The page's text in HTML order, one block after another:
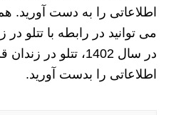
اطلاعاتی را به دست آورید.
می توانید در رابطه با تتلو در
در سال 1402، تتلو در
اطلاعاتی را بدست آورید.